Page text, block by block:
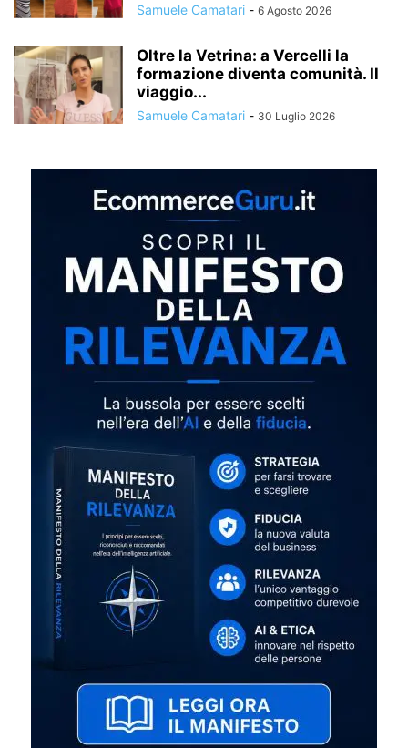
Samuele Camatari - 6 Agosto 2026
Oltre la Vetrina: a Vercelli la
formazione diventa comunità. Il
viaggio...
Samuele Camatari - 30 Luglio 2026